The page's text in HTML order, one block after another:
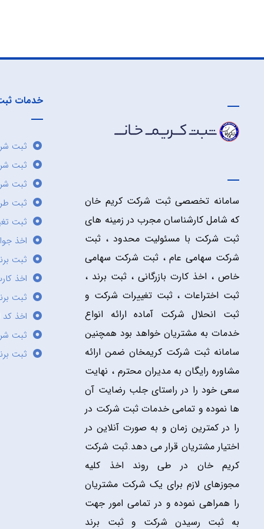
سامانه تخصصی ثبت شرکت کریم خان
که شامل کارشناسان مجرب در زمینه های
ثبت شرکت با مسئولیت محدود ، ثبت
شرکت سهامی عام ، ثبت شرکت سهامی
خاص ، اخذ کارت بازرگانی ، ثبت برند ،
ثبت اختراعات ، ثبت تغییرات شرکت و
ثبت انحلال شرکت آماده ارائه انواع
خدمات به مشتریان خواهد بود همچنین
سامانه ثبت شرکت کریمخان ضمن ارائه
مشاوره رایگان به مدیران محترم ، نهایت
سعی خود را در راستای جلب رضایت آن
ها نموده و تمامی خدمات ثبت شرکت در
را در کمترین زمان و به صورت آنلاین در
اختیار مشتریان قرار می دهد.ثبت شرکت
کریم خان در طی روند اخذ کلیه
مجوزهای لازم برای یک شرکت مشتریان
را همراهی نموده و در تمامی امور جهت
به ثبت رسیدن شرکت و ثبت برند
خدمات
ثبت
ثبت
ثبت
ثبت
ثبت
اخذ
ثبت
اخذ
ثبت
اخذ کد
ثبت
ثبت